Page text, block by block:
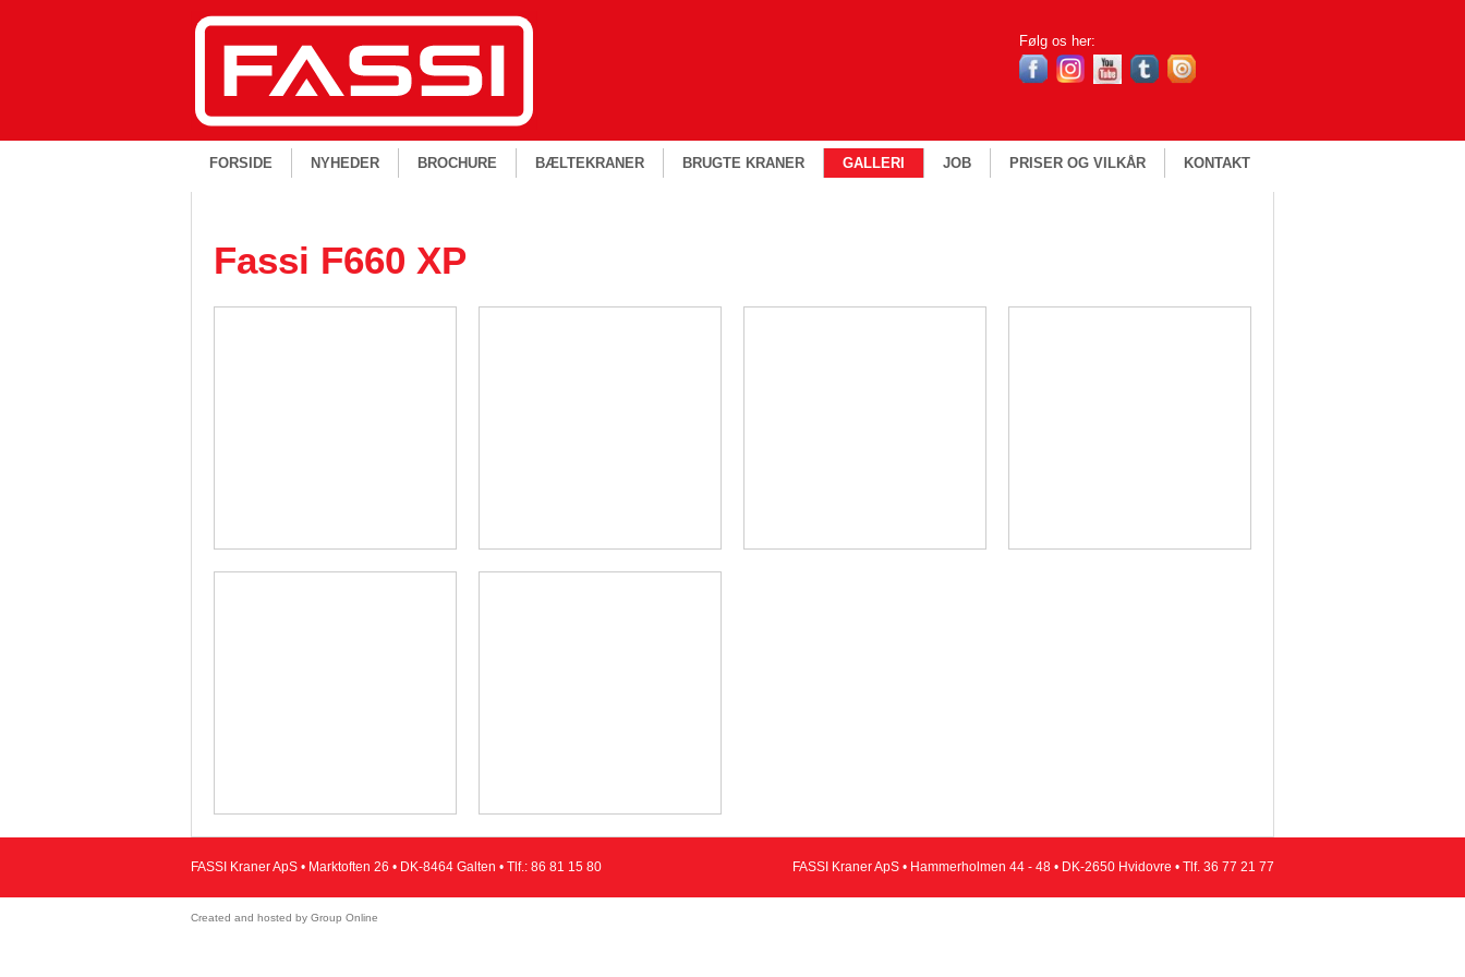
Følg os her​:
FORSIDE NYHEDER BROCHURE BÆLTEKRANER BRUGTE KRANER GALLERI JOB PRISER OG VILKÅR KONTAKT
Fassi F660 XP
FASSI Kraner ApS • Marktoften 26 • DK-8464 Galten • Tlf.: 86 81 15 80 FASSI Kraner ApS • Hammerholmen 44 - 48 • DK-2650 Hvidovre • Tlf.36 77 21 77
Created and hosted by Group Online